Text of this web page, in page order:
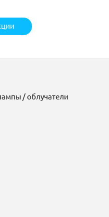
/ облучатели